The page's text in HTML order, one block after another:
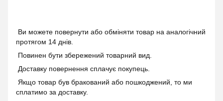
Ви можете повернути або обміняти товар на аналогічний
протягом 14 днів.
Повинен бути збережений товарний вид.
Доставку повернення сплачує покупець.
Якщо товар був бракований або пошкоджений, то ми
сплатимо за доставку.